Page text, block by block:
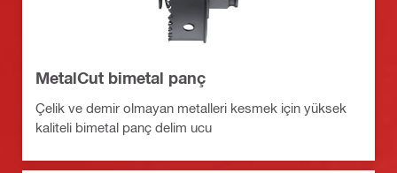
MetalCut bimetal panç
Çelik ve demir olmayan metalleri kesmek için yüksek
kaliteli bimetal panç delim ucu